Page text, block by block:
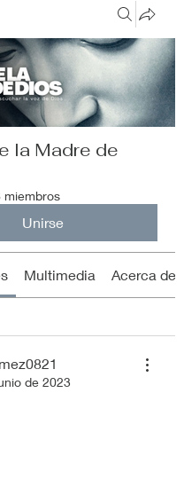
la Madre de
miembros
Unirse
Multimedia Acerca de
de 2023